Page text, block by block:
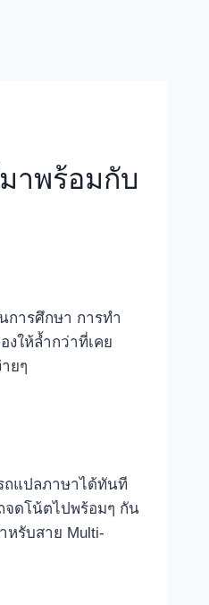
าพร้อมกับ
การศึกษา การทำ
งให้ล้ำกว่าที่เคย
ยๆ
ถแปลภาษาได้ทันที
จดโน้ตไปพร้อมๆ กัน
หรับสาย Multi-